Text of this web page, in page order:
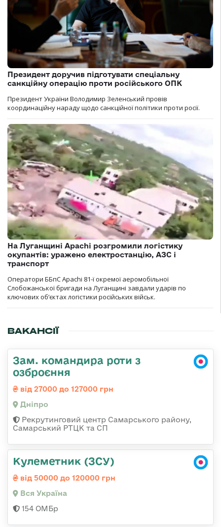
Президент доручив підготувати спеціальну
санкційну операцію проти російського ОПК
Президент України Володимир Зеленський провів
координаційну нараду щодо санкційної політики проти росії.
На Луганщині Apachi розгромили логістику
окупантів: уражено електростанцію, АЗС і
транспорт
Оператори ББпС Apachi 81-ї окремої аеромобільної
Слобожанської бригади на Луганщині завдали ударів по
ключових об’єктах логістики російських військ.
ВАКАНСІЇ
Зам. командира роти з
озброєння
від 27000 до 127000 грн
Дніпро
Рекрутинговий центр Самарського району,
Самарський РТЦК та СП
Кулеметник (ЗСУ)
від 50000 до 120000 грн
Вся Україна
154 ОМБр